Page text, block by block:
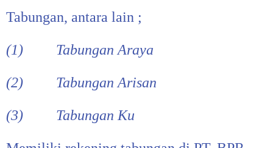
Tabungan, antara lain ;
(1) Tabungan Araya
(2) Tabungan Arisan
(3) Tabungan Ku